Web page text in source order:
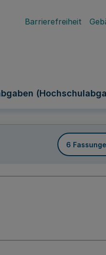
Barrierefreiheit
6